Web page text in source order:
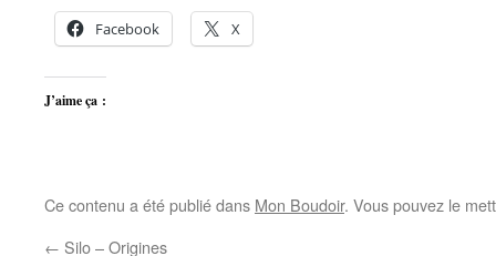
Facebook X
J’aime ça :
Ce contenu a été publié dans Mon Boudoir. Vous pouvez le
← Silo – Origines